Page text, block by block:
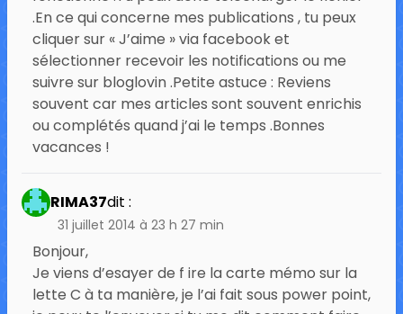
.En ce qui concerne mes publications , tu peux
cliquer sur « J’aime » via facebook et
sélectionner recevoir les notifications ou me
suivre sur bloglovin .Petite astuce : Reviens
souvent car mes articles sont souvent enrichis
ou complétés quand j’ai le temps .Bonnes
vacances !
RIMA37dit :
31 juillet 2014 à 23 h 27 min
Bonjour,
Je viens d’esayer de f ire la carte mémo sur la
lette C à ta manière, je l’ai fait sous power point,